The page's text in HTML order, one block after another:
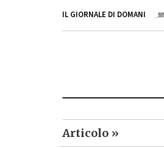
IL GIORNALE DI DOMANI
Articolo »